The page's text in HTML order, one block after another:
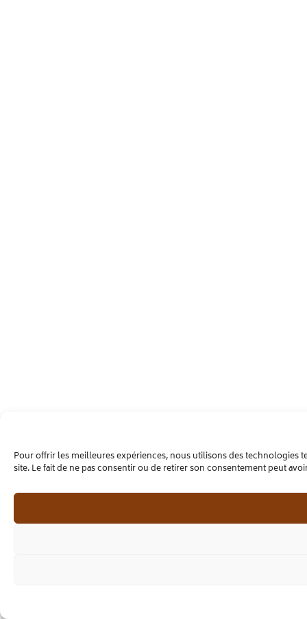
Pour offrir les meilleures expériences, nous utilisons des technologies
site. Le fait de ne pas consentir ou de retirer son consentement peut